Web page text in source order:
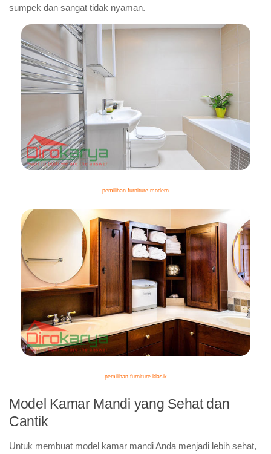
sumpek dan sangat tidak nyaman.
pemilihan furniture modern
pemilihan furniture klasik
Model Kamar Mandi yang Sehat dan
Cantik
Untuk membuat model kamar mandi Anda menjadi lebih sehat,